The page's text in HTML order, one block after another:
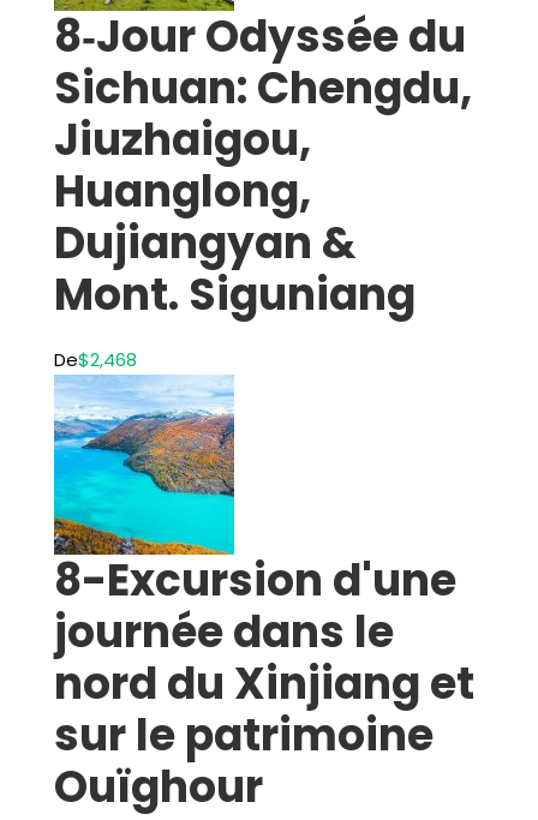
8‑Jour Odyssée du
Sichuan: Chengdu,
Jiuzhaigou,
Huanglong,
Dujiangyan &
Mont. Siguniang
De$2,468
8-Excursion d'une
journée dans le
nord du Xinjiang et
sur le patrimoine
Ouïghour